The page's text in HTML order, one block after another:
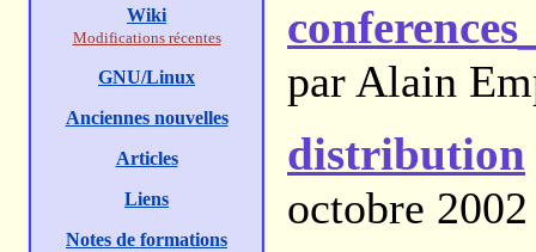
par Alain
distribution
octobre 2002
Wiki
Modifications récentes
GNU/Linux
Anciennes nouvelles
Articles
Liens
Notes de formations